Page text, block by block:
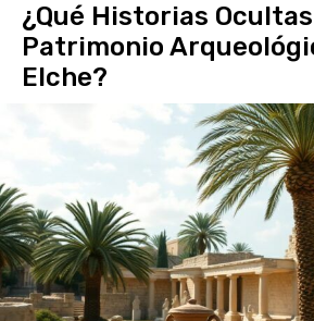
¿Qué Historias
Patrimonio
Elche?